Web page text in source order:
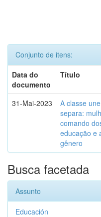
Conjunto de itens:
Data do
documento
Título
31-Mai-2023
A classe
separa:
comando
educação e
gênero
Busca facetada
Assunto
Educación